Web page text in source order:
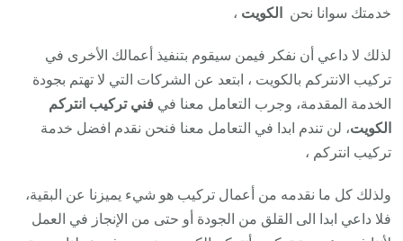
خدمتك سوانا نحن الكويت ،
لذلك لا داعي أن نفكر فيمن سيقوم بتنفيذ أعمالك الأخرى في
تركيب الانتركم بالكويت ، ابتعد عن الشركات التي لا تهتم بجودة
الخدمة المقدمة، وجرب التعامل معنا في فني تركيب انتركم
الكويت، لن تندم ابدا في التعامل معنا فنحن نقدم افضل خدمة
تركيب انتركم ،
ولذلك كل ما نقدمه من أعمال تركيب هو شيء يميزنا عن البقية،
فلا داعي ابدا الى القلق من الجودة أو حتى من الإنجاز في العمل